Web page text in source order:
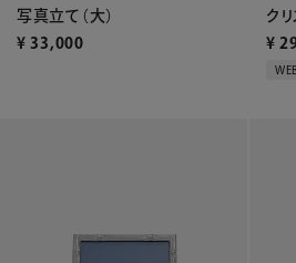
写真立て（大）
¥ 33,000
ク
¥